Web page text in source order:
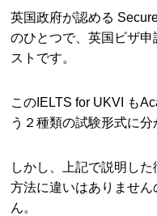
英国政府が認める
のひとつで、英国ビザ
ストです。
このIELTS for UKVI も
う２種類の試験形式に分
しかし、上記で説明し
方法に違いはありませ
ん。